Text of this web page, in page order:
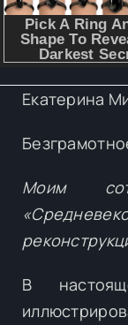
Екатерина
Моим
В